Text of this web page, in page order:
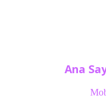
Ana